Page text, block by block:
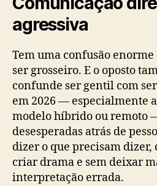
agressiva
Tem uma confusão
ser grosseiro. E o oposto
confunde ser gentil com
em 2026 — especialmente
modelo híbrido ou remoto
desesperadas atrás de
dizer o que precisam dizer,
criar drama e sem deixar
interpretação errada.